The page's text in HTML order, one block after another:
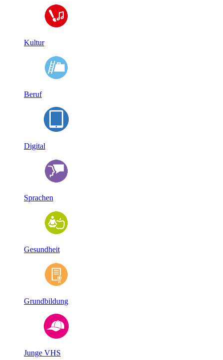
Kultur
Beruf
Digital
Sprachen
Gesundheit
Grundbildung
Junge VHS